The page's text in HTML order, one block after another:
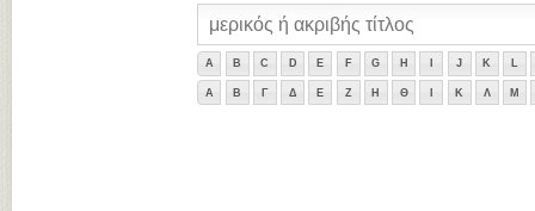
A B C D E F G H J K L
Α Β Γ Δ Ε Ζ Η Θ Κ Λ Μ